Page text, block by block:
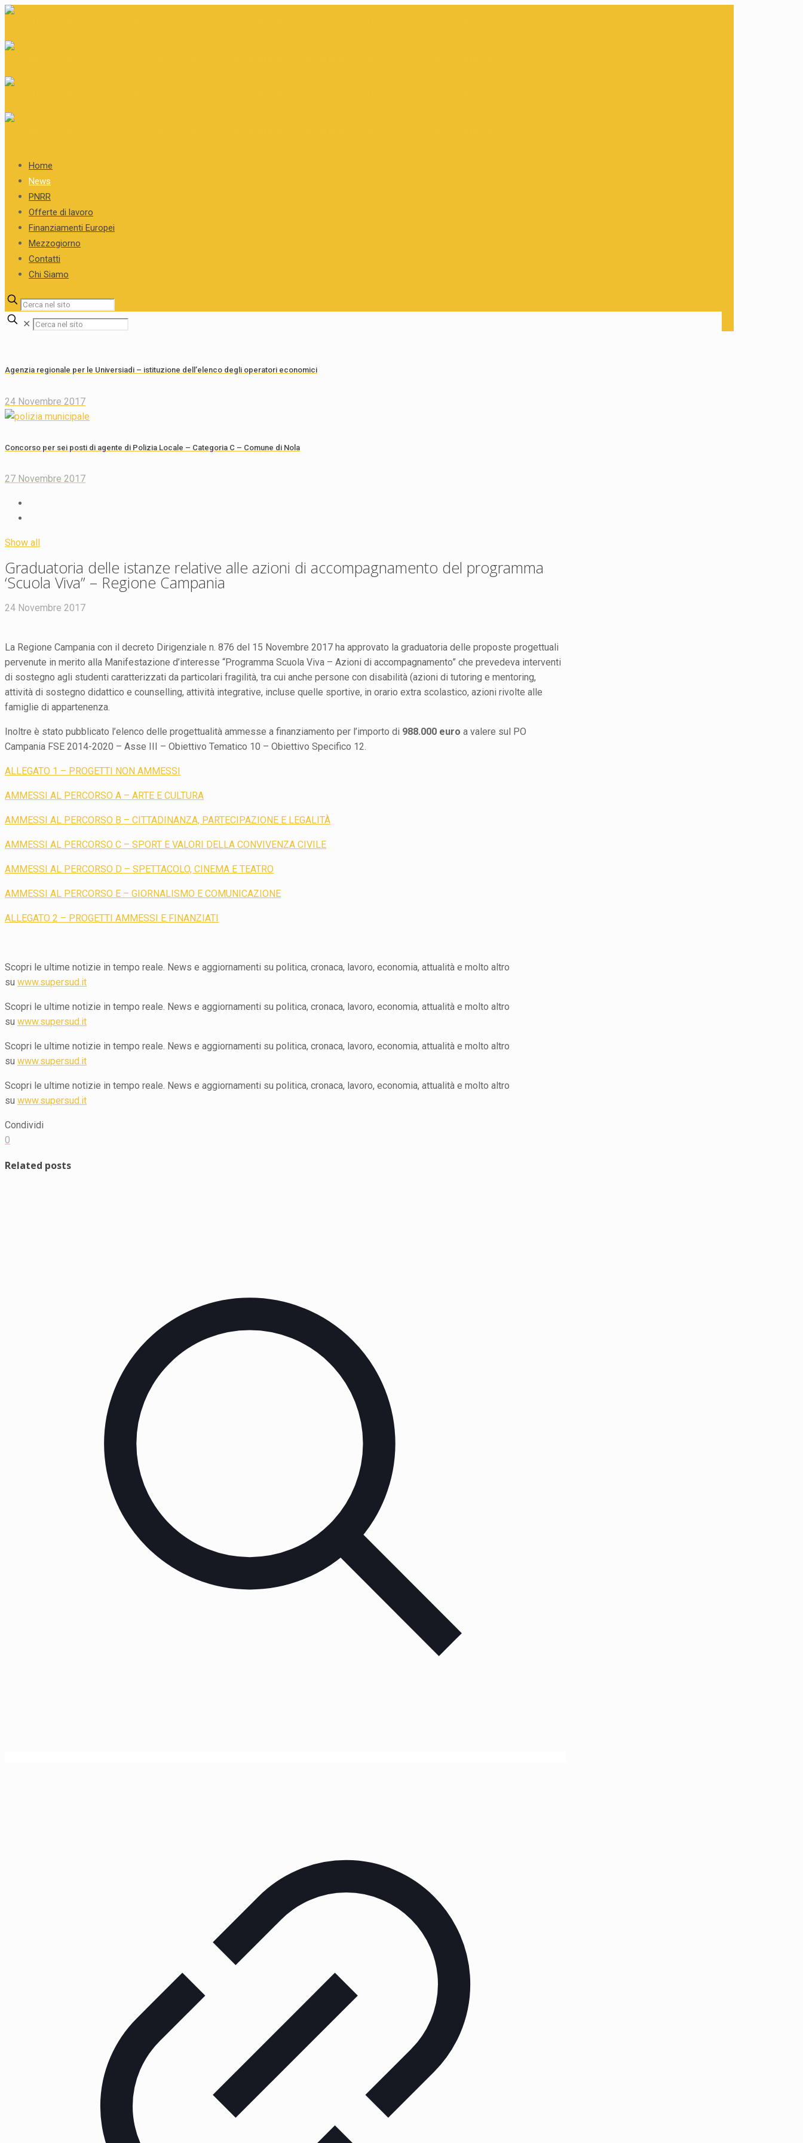
Home
News
PNRR
Offerte di lavoro
Finanziamenti Europei
Mezzogiorno
Contatti
Chi Siamo
✕
Agenzia regionale per le Universiadi – istituzione dell’elenco degli operatori economici
24 Novembre 2017
Concorso per sei posti di agente di Polizia Locale – Categoria C – Comune di Nola
27 Novembre 2017
Show all
Graduatoria delle istanze relative alle azioni di accompagnamento del programma
‘Scuola Viva” – Regione Campania
24 Novembre 2017
La Regione Campania con il decreto Dirigenziale n. 876 del 15 Novembre 2017 ha approvato la graduatoria delle proposte progettuali
pervenute in merito alla Manifestazione d’interesse “Programma Scuola Viva – Azioni di accompagnamento” che prevedeva interventi
di sostegno agli studenti caratterizzati da particolari fragilità, tra cui anche persone con disabilità (azioni di tutoring e mentoring,
attività di sostegno didattico e counselling, attività integrative, incluse quelle sportive, in orario extra scolastico, azioni rivolte alle
famiglie di appartenenza.
Inoltre è stato pubblicato l’elenco delle progettualità ammesse a finanziamento per l’importo di 988.000 euro a valere sul PO
Campania FSE 2014-2020 – Asse III – Obiettivo Tematico 10 – Obiettivo Specifico 12.
ALLEGATO 1 – PROGETTI NON AMMESSI
AMMESSI AL PERCORSO A – ARTE E CULTURA
AMMESSI AL PERCORSO B – CITTADINANZA, PARTECIPAZIONE E LEGALITÀ
AMMESSI AL PERCORSO C – SPORT E VALORI DELLA CONVIVENZA CIVILE
AMMESSI AL PERCORSO D – SPETTACOLO, CINEMA E TEATRO
AMMESSI AL PERCORSO E – GIORNALISMO E COMUNICAZIONE
ALLEGATO 2 – PROGETTI AMMESSI E FINANZIATI
Scopri le ultime notizie in tempo reale. News e aggiornamenti su politica, cronaca, lavoro, economia, attualità e molto altro
su www.supersud.it
Scopri le ultime notizie in tempo reale. News e aggiornamenti su politica, cronaca, lavoro, economia, attualità e molto altro
su www.supersud.it
Scopri le ultime notizie in tempo reale. News e aggiornamenti su politica, cronaca, lavoro, economia, attualità e molto altro
su www.supersud.it
Scopri le ultime notizie in tempo reale. News e aggiornamenti su politica, cronaca, lavoro, economia, attualità e molto altro
su www.supersud.it
Condividi
0
Related posts